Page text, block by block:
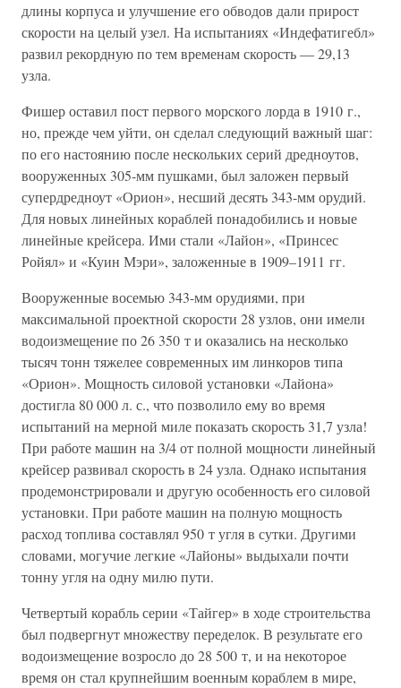
длины корпуса и улучшение его обводов дали прирост
скорости на целый узел. На испытаниях «Индефатигебл»
развил рекордную по тем временам скорость — 29,13
узла.
Фишер оставил пост первого морского лорда в 1910 г.,
но, прежде чем уйти, он сделал следующий важный шаг:
по его настоянию после нескольких серий дредноутов,
вооруженных 305-мм пушками, был заложен первый
супердредноут «Орион», несший десять 343-мм орудий.
Для новых линейных кораблей понадобились и новые
линейные крейсера. Ими стали «Лайон», «Принсес
Ройял» и «Куин Мэри», заложенные в 1909–1911 гг.
Вооруженные восемью 343-мм орудиями, при
максимальной проектной скорости 28 узлов, они имели
водоизмещение по 26 350 т и оказались на несколько
тысяч тонн тяжелее современных им линкоров типа
«Орион». Мощность силовой установки «Лайона»
достигла 80 000 л. с., что позволило ему во время
испытаний на мерной миле показать скорость 31,7 узла!
При работе машин на 3/4 от полной мощности линейный
крейсер развивал скорость в 24 узла. Однако испытания
продемонстрировали и другую особенность его силовой
установки. При работе машин на полную мощность
расход топлива составлял 950 т угля в сутки. Другими
словами, могучие легкие «Лайоны» выдыхали почти
тонну угля на одну милю пути.
Четвертый корабль серии «Тайгер» в ходе строительства
был подвергнут множеству переделок. В результате его
водоизмещение возросло до 28 500 т, и на некоторое
время он стал крупнейшим военным кораблем в мире,